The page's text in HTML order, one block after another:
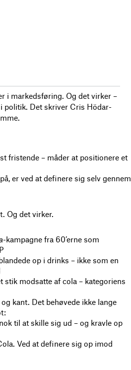
i markedsføring. Og det virker –
politik. Det skriver Cris Hödar-
fristende – måder at positionere et
er ved at definere sig selv gennem
Og det virker.
-kampagne fra 60’erne som
op i drinks – ikke som en
stik modsatte af cola – kategoriens
kant. Det behøvede ikke lange
til at skille sig ud – og kravle op
Ved at definere sig op imod